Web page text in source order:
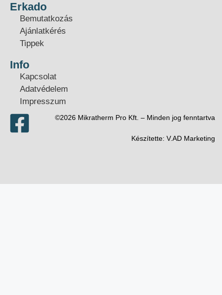
Erkado
Bemutatkozás
Ajánlatkérés
Tippek
Info
Kapcsolat
Adatvédelem
Impresszum
©2026 Mikratherm Pro Kft. – Minden jog fenntartva​
Készítette: V.AD Marketing